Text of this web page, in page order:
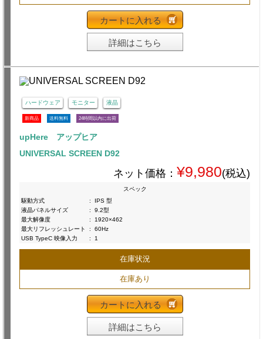
カートに入れる
詳細はこちら
ハードウェア モニター 液晶
新商品 送料無料 24時間以内に出荷
upHere アップヒア
UNIVERSAL SCREEN D92
ネット価格： ¥9,980(税込)
スペック
駆動方式
:
IPS 型
液晶パネルサイズ
:
9.2型
最大解像度
:
1920×462
最大リフレッシュレート
:
60Hz
USB TypeC 映像入力
: 1
在庫状況
在庫あり
カートに入れる
詳細はこちら